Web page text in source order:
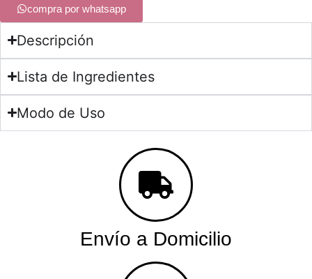
compra por whatsapp
Descripción
Lista de Ingredientes
Modo de Uso
Envío a Domicilio